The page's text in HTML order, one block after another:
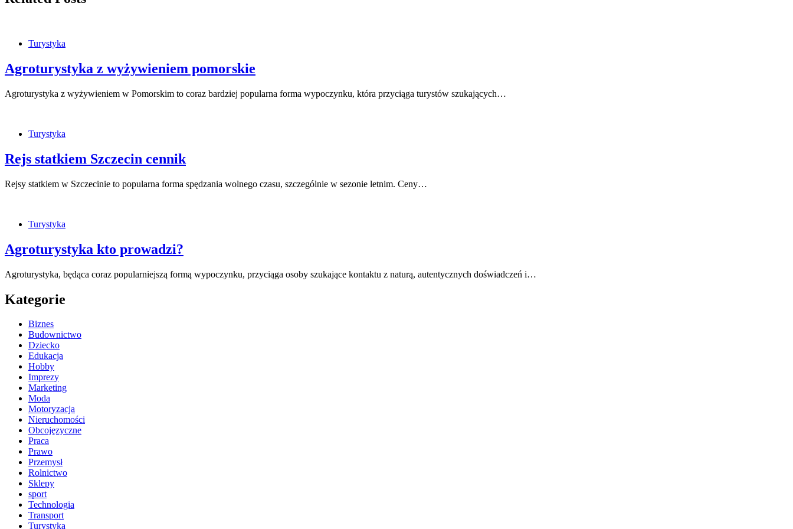
Turystyka
Agroturystyka z wyżywieniem pomorskie
Agroturystyka z wyżywieniem w Pomorskim to coraz bardziej popularna forma wypoczynku, która przyciąga turystów szukających…
Turystyka
Rejs statkiem Szczecin cennik
Rejsy statkiem w Szczecinie to popularna forma spędzania wolnego czasu, szczególnie w sezonie letnim. Ceny…
Turystyka
Agroturystyka kto prowadzi?
Agroturystyka, będąca coraz popularniejszą formą wypoczynku, przyciąga osoby szukające kontaktu z naturą, autentycznych doświadczeń i…
Kategorie
Biznes
Budownictwo
Dziecko
Edukacja
Hobby
Imprezy
Marketing
Moda
Motoryzacja
Nieruchomości
Obcojęzyczne
Praca
Prawo
Przemysł
Rolnictwo
Sklepy
sport
Technologia
Transport
Turystyka